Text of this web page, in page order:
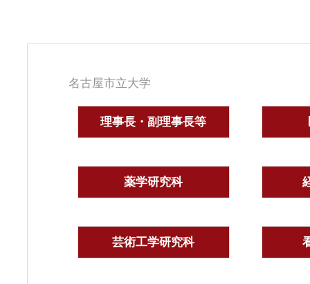
名古屋市立大学
理事長・副理事長等
薬学研究科
芸術工学研究科